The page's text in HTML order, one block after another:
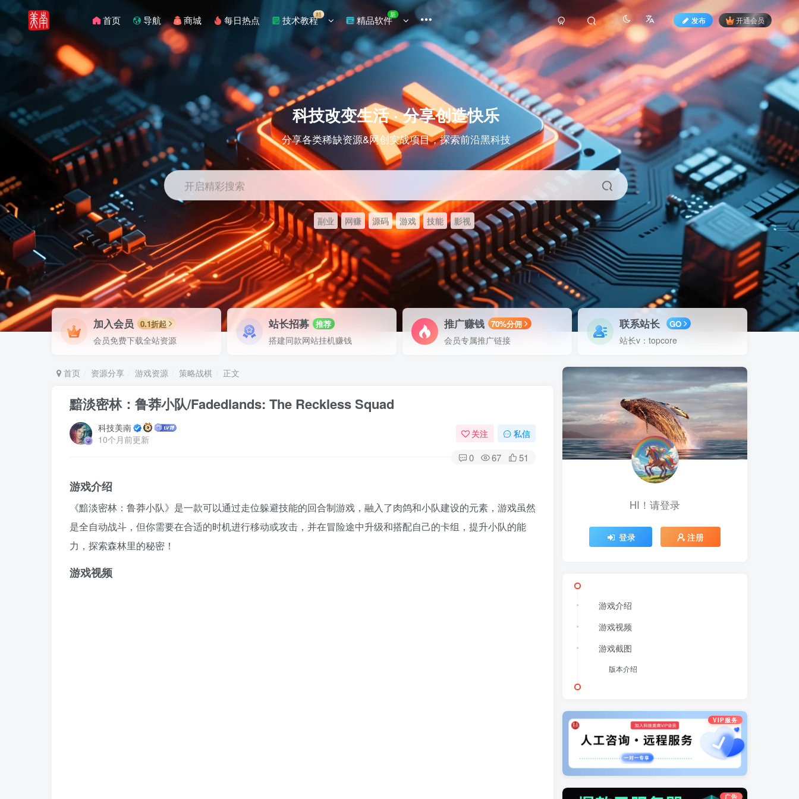
首页 导航 商城 每日热点 技术教程精 精品软件新
发布 开通会员
科技改变生活 · 分享创造快乐
分享各类稀缺资源&网创实战项目，探索前沿黑科技
开启精彩搜索
副业 网赚 源码 游戏 技能 影视
加入会员 0.1折起
会员免费下载全站资源
站长招募 推荐
搭建同款网站挂机赚钱
推广赚钱 70%分佣
会员专属推广链接
联系站长 GO
站长v：topcore
首页 资源分享 游戏资源 策略战棋 正文
黯淡密林：鲁莽小队/Fadedlands: The Reckless Squad
科技美南
10个月前更新
关注 私信
0 67 51
游戏介绍
《黯淡密林：鲁莽小队》是一款可以通过走位躲避技能的回合制游戏，融入了肉鸽和小队建设的元素，游戏虽然
是全自动战斗，但你需要在合适的时机进行移动或攻击，并在冒险途中升级和搭配自己的卡组，提升小队的能
力，探索森林里的秘密！
游戏视频
HI！请登录
登录 注册
游戏介绍
游戏视频
游戏截图
版本介绍
VIP服务
广告